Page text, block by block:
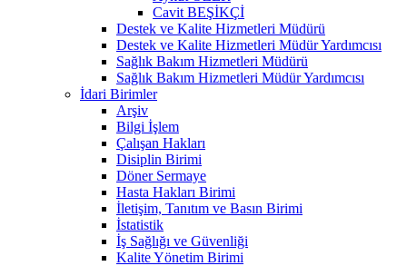
Cavit BEŞİKÇİ
Destek ve Kalite Hizmetleri Müdürü
Destek ve Kalite Hizmetleri Müdür Yardımcısı
Sağlık Bakım Hizmetleri Müdürü
Sağlık Bakım Hizmetleri Müdür Yardımcısı
İdari Birimler
Arşiv
Bilgi İşlem
Çalışan Hakları
Disiplin Birimi
Döner Sermaye
Hasta Hakları Birimi
İletişim, Tanıtım ve Basın Birimi
İstatistik
İş Sağlığı ve Güvenliği
Kalite Yönetim Birimi